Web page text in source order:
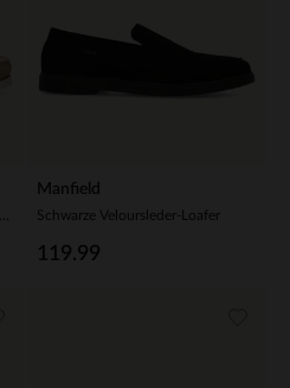
Manfield
Schwarze Veloursleder-Loafer
119.99